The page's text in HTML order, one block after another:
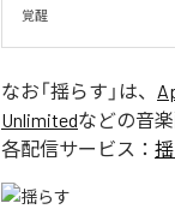
覚醒
なお「揺らす 」は、
Unlimitedなどの音
各配信サービス：